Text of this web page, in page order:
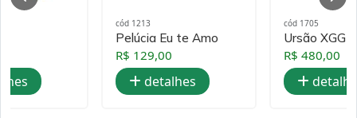
cód 1213
Pelúcia Eu te Amo
R$ 129,00
detalhes
cód 1705
Ursão XGG
R$ 480,00